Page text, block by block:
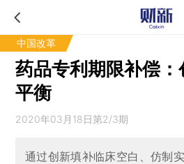
中国改革
药品专利期限补偿
平衡
2020年03月18日第2/3期
通过创新填补临床空白、仿制